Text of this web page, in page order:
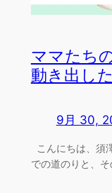
ママたち
動き出し
9月 30,
こんにちは、須
での道のりと、